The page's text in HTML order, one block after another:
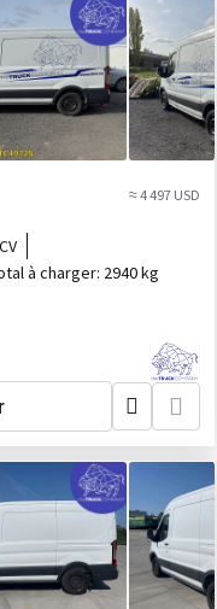
≈ 4 497 USD
à charger: 2940 kg